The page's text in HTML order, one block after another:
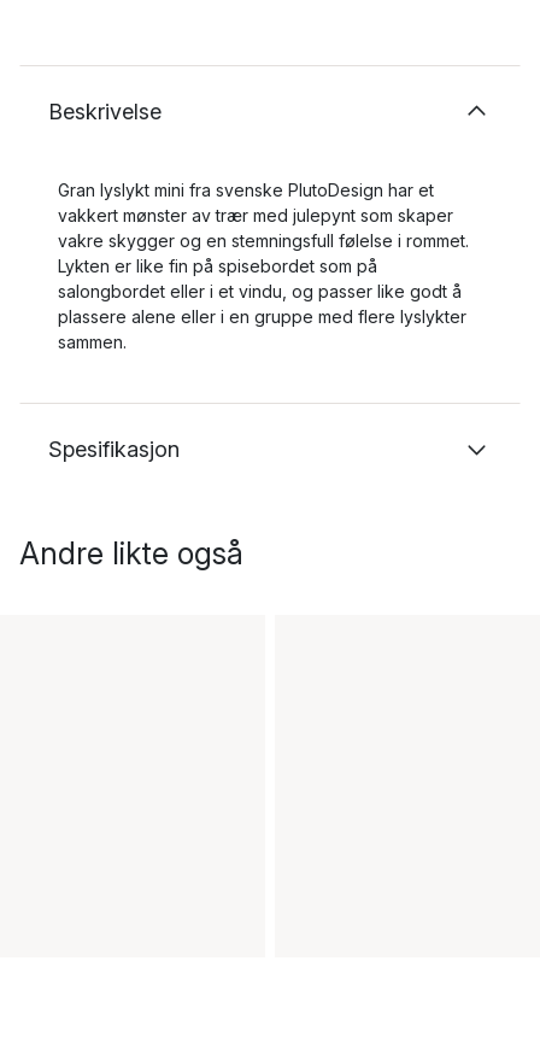
Beskrivelse
Gran lyslykt mini fra svenske PlutoDesign har et
vakkert mønster av trær med julepynt som skaper
vakre skygger og en stemningsfull følelse i rommet.
Lykten er like fin på spisebordet som på
salongbordet eller i et vindu, og passer like godt å
plassere alene eller i en gruppe med flere lyslykter
sammen.
Spesifikasjon
Andre likte også